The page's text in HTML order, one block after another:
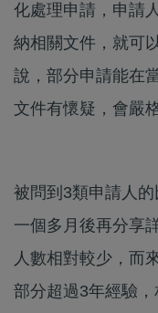
化處理申請，申請
納相關文件，就可
說，部分申請能在
文件有懷疑，會嚴
被問到3類申請人
一個多月後再分享
人數相對較少，而
部分超過3年經驗